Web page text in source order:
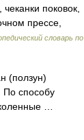
поковок,
прессе,
словарь по
(ползун)
По способу
…